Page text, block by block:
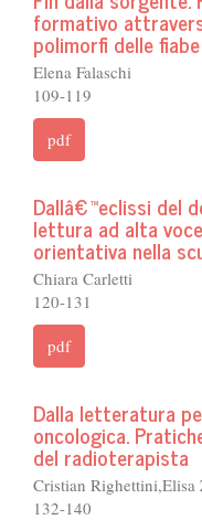
formativo
polimorfi delle
Elena Falaschi
109-119
pdf
Dallâ€™eclissi del
lettura ad alta
orientativa nella
Chiara Carletti
120-131
pdf
Dalla letteratura
oncologica.
del radioterapista
Cristian Righettini,Elisa
132-140